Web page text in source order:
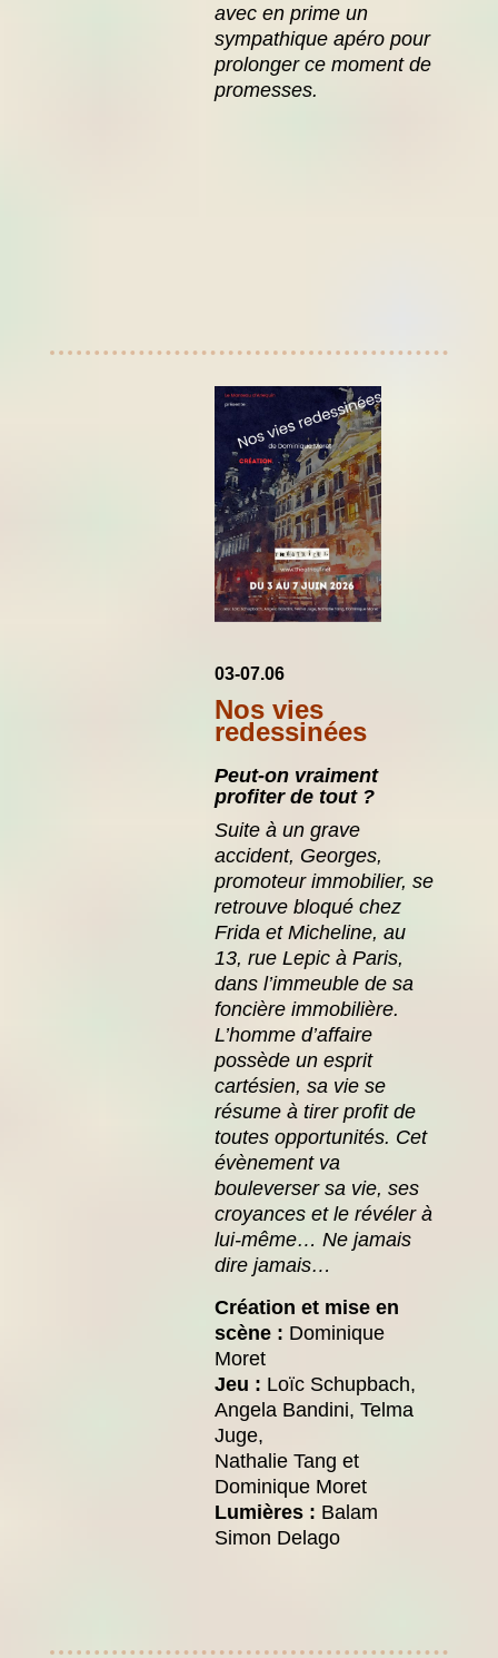
avec en prime un
sympathique apéro pour
prolonger ce moment de
promesses.
03-07.06
Nos vies
redessinées
Peut-on vraiment
profiter de tout ?
Suite à un grave
accident, Georges,
promoteur immobilier, se
retrouve bloqué chez
Frida et Micheline, au
13, rue Lepic à Paris,
dans l’immeuble de sa
foncière immobilière.
L’homme d’affaire
possède un esprit
cartésien, sa vie se
résume à tirer profit de
toutes opportunités. Cet
évènement va
bouleverser sa vie, ses
croyances et le révéler à
lui-même… Ne jamais
dire jamais…
Création et mise en
scène : Dominique
Moret
Jeu : Loïc Schupbach,
Angela Bandini, Telma
Juge,
Nathalie Tang et
Dominique Moret
Lumières : Balam
Simon Delago